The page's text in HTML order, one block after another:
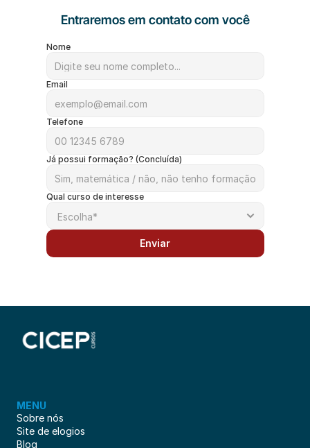
Entraremos em contato com você
Nome
Email
Telefone
Já possui formação? (Concluída)
Qual curso de interesse
Enviar
MENU
Sobre nós
Site de elogios
Blog